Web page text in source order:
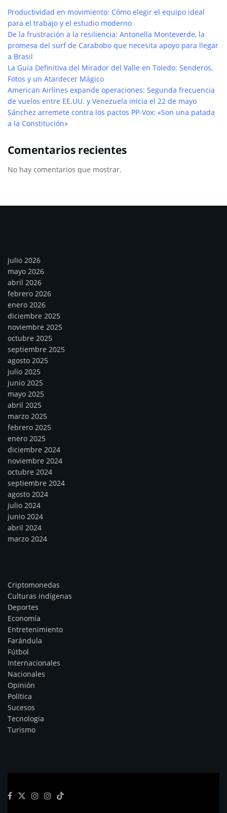
Productividad en movimiento: Cómo elegir el equipo ideal
para el trabajo y el estudio moderno
De la frustración a la resiliencia: Antonella Monteverde, la
promesa del surf de Carabobo que necesita apoyo para llegar
a Brasil
La Guía Definitiva del Mirador del Valle en Toledo: Senderos,
Fotos y un Atardecer Mágico
American Airlines expande operaciones: Segunda frecuencia
de vuelos entre EE.UU. y Venezuela inicia el 22 de mayo
Sánchez arremete contra los pactos PP-Vox: «Son una patada
a la Constitución»
Comentarios recientes
No hay comentarios que mostrar.
julio 2026
mayo 2026
abril 2026
febrero 2026
enero 2026
diciembre 2025
noviembre 2025
octubre 2025
septiembre 2025
agosto 2025
julio 2025
junio 2025
mayo 2025
abril 2025
marzo 2025
febrero 2025
enero 2025
diciembre 2024
noviembre 2024
octubre 2024
septiembre 2024
agosto 2024
julio 2024
junio 2024
abril 2024
marzo 2024
Criptomonedas
Culturas indígenas
Deportes
Economía
Entretenimiento
Farándula
Fútbol
Internacionales
Nacionales
Opinión
Política
Sucesos
Tecnologia
Turismo